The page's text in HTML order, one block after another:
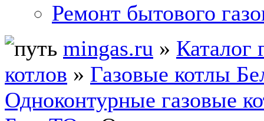
Ремонт бытового
mingas.ru » Каталог
котлов » Газовые котлы
Одноконтурные газовые